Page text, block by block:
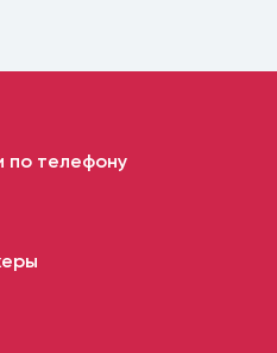
по телефону